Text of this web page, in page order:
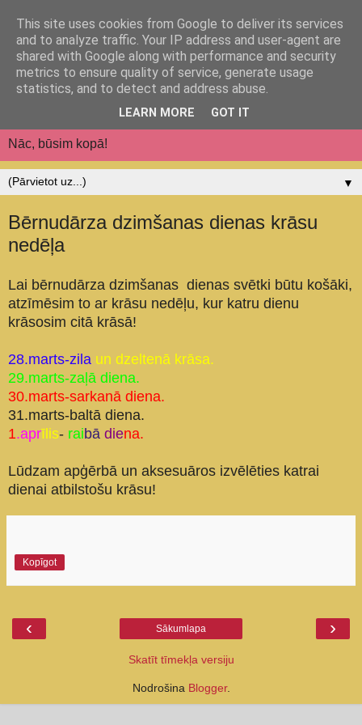
Jēkabpils pilsētas
pirmsskolas izglītības
iestāde "Auseklītis"
Nāc, būsim kopā!
▼
Bērnudārza dzimšanas dienas krāsu
nedēļa
Lai bērnudārza dzimšanas dienas svētki būtu košāki,
atzīmēsim to ar krāsu nedēļu, kur katru dienu
krāsosim citā krāsā!
28.marts-zila un dzeltenā krāsa.
29.marts-zaļā diena.
30.marts-sarkanā diena.
31.marts-baltā diena.
1.aprīlis- raibā diena.
Lūdzam apģērbā un aksesuāros izvēlēties katrai
dienai atbilstošu krāsu!
Kopīgot
‹ ›
Sākumlapa
Skatīt tīmekļa versiju
Nodrošina Blogger.
This site uses cookies from Google to deliver its services
and to analyze traffic. Your IP address and user-agent are
shared with Google along with performance and security
metrics to ensure quality of service, generate usage
statistics, and to detect and address abuse.
LEARN MORE GOT IT